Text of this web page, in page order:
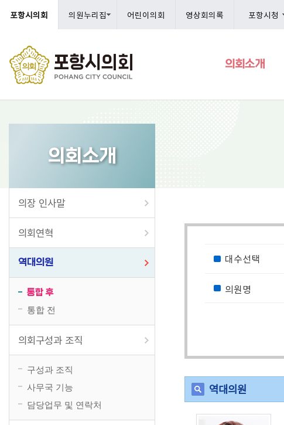
포항시의회 의원누리집 어린이의회 영상회의록 포항시청
의회소개
의회소개
의장 인사말
의회연혁
역대의원
통합 후
통합 전
의회구성과 조직
구성과 조직
사무국 기능
담당업무 및 연락처
대수선택
의원명
역대의원